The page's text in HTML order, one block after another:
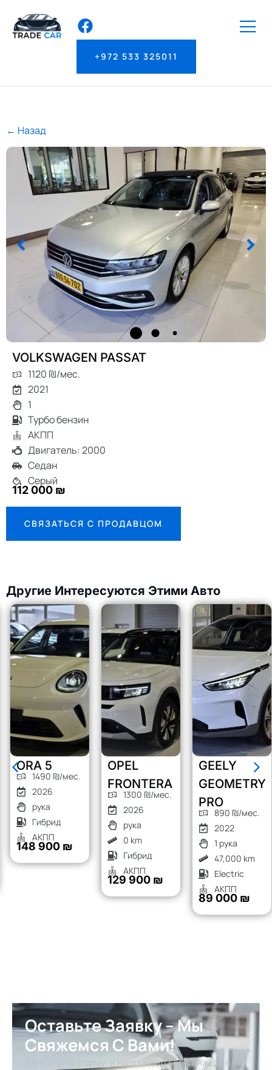
+972 533 325011
← Назад
VOLKSWAGEN PASSAT
1120 ₪/мес.
2021
1
Турбо бензин
АКПП
Двигатель: 2000
Седан
Серый
112 000 ₪
СВЯЗАТЬСЯ С ПРОДАВЦОМ
Другие Интересуются Этими Авто
ORA 5
1490 ₪/мес.
2026
рука
Гибрид
АКПП
148 900 ₪
OPEL
FRONTERA
1300 ₪/мес.
2026
рука
0 km
Гибрид
АКПП
129 900 ₪
GEELY
GEOMETRY
PRO
890 ₪/мес.
2022
1 рука
47,000 km
Electric
АКПП
89 000 ₪
Оставьте Заявку – Мы
Свяжемся С Вами!
Заполните форму, и наш менеджер свяжется с